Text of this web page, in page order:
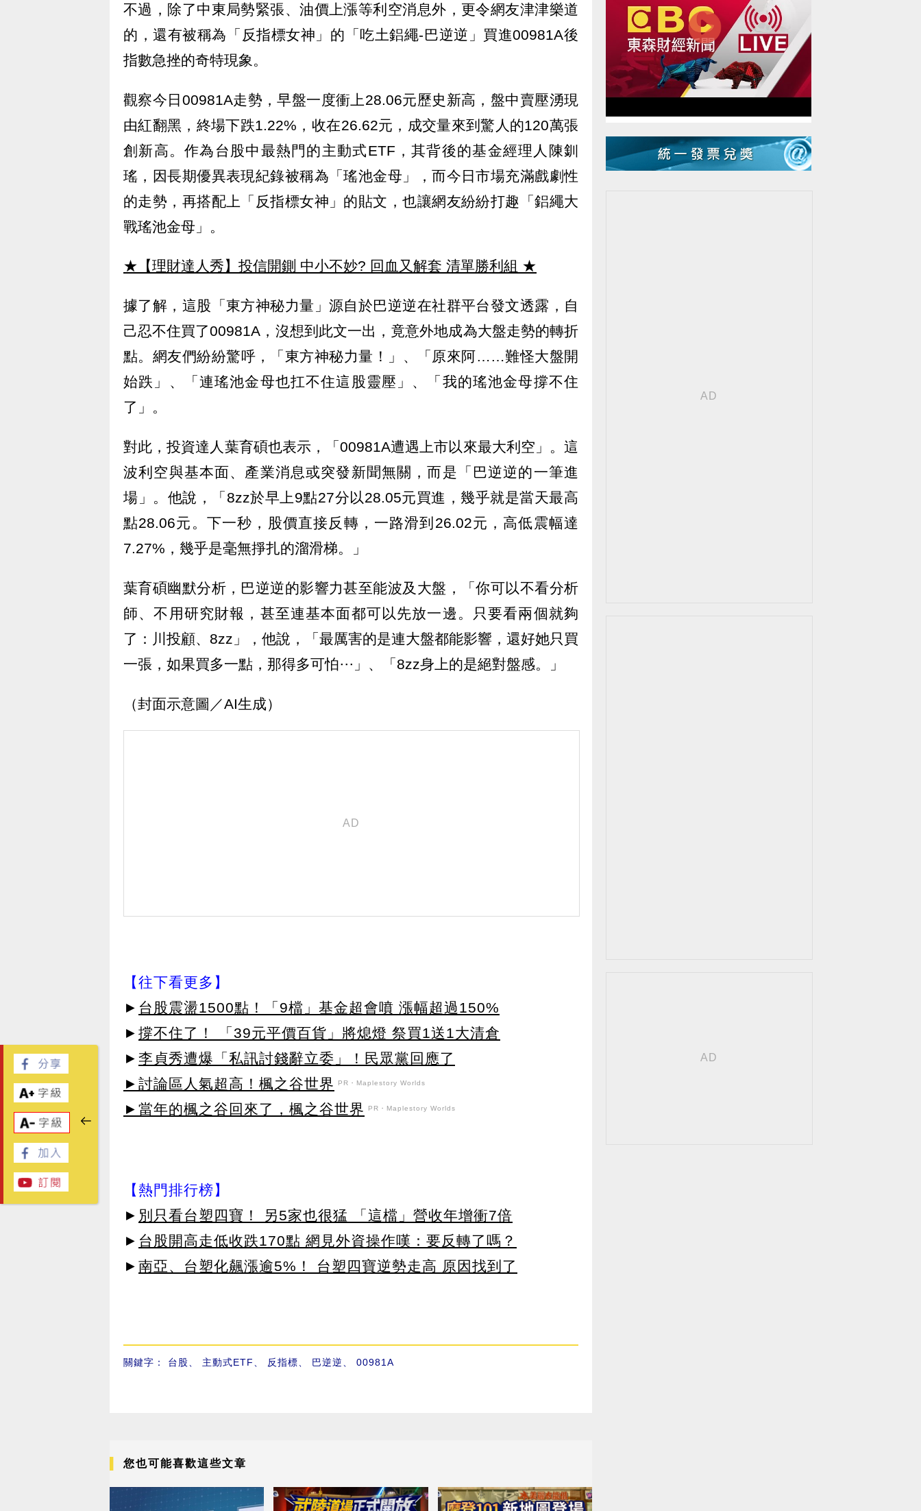
不過，除了中東局勢緊張、油價上漲等利空消息外，更令網友津津樂道
的，還有被稱為「反指標女神」的「吃土鋁繩-巴逆逆」買進00981A後
指數急挫的奇特現象。
觀察今日00981A走勢，早盤一度衝上28.06元歷史新高，盤中賣壓湧現
由紅翻黑，終場下跌1.22%，收在26.62元，成交量來到驚人的120萬張
創新高。作為台股中最熱門的主動式ETF，其背後的基金經理人陳釧
瑤，因長期優異表現紀錄被稱為「瑤池金母」，而今日市場充滿戲劇性
的走勢，再搭配上「反指標女神」的貼文，也讓網友紛紛打趣「鋁繩大
戰瑤池金母」。
★【理財達人秀】投信開鍘 中小不妙? 回血又解套 清單勝利組 ★
據了解，這股「東方神秘力量」源自於巴逆逆在社群平台發文透露，自
己忍不住買了00981A，沒想到此文一出，竟意外地成為大盤走勢的轉折
點。網友們紛紛驚呼，「東方神秘力量！」、「原來阿……難怪大盤開
始跌」、「連瑤池金母也扛不住這股靈壓」、「我的瑤池金母撐不住
了」。
對此，投資達人葉育碩也表示，「00981A遭遇上市以來最大利空」。這
波利空與基本面、產業消息或突發新聞無關，而是「巴逆逆的一筆進
場」。他說，「8zz於早上9點27分以28.05元買進，幾乎就是當天最高
點28.06元。下一秒，股價直接反轉，一路滑到26.02元，高低震幅達
7.27%，幾乎是毫無掙扎的溜滑梯。」
葉育碩幽默分析，巴逆逆的影響力甚至能波及大盤，「你可以不看分析
師、不用研究財報，甚至連基本面都可以先放一邊。只要看兩個就夠
了：川投顧、8zz」，他說，「最厲害的是連大盤都能影響，還好她只買
一張，如果買多一點，那得多可怕⋯」、「8zz身上的是絕對盤感。」
（封面示意圖／AI生成）
【往下看更多】
► 台股震盪1500點！「9檔」基金超會噴 漲幅超過150%
► 撐不住了！ 「39元平價百貨」將熄燈 祭買1送1大清倉
► 李貞秀遭爆「私訊討錢辭立委」！民眾黨回應了
►討論區人氣超高！楓之谷世界
PR・Maplestory Worlds
►當年的楓之谷回來了，楓之谷世界 PR・Maplestory Worlds
【熱門排行榜】
► 別只看台塑四寶！ 另5家也很猛 「這檔」營收年增衝7倍
► 台股開高走低收跌170點 網見外資操作嘆：要反轉了嗎？
► 南亞、台塑化飆漲逾5%！ 台塑四寶逆勢走高 原因找到了
關鍵字： 台股 主動式ETF 反指標 巴逆逆 00981A
您也可能喜歡這些文章